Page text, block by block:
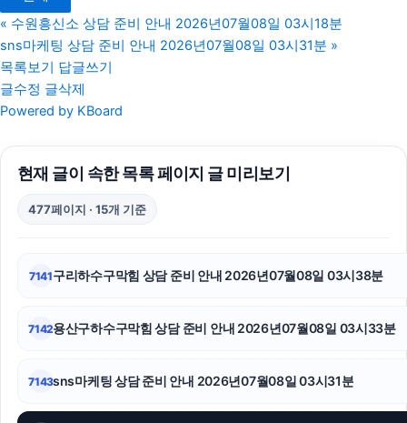
수원상간소송변호사
도봉구하수구막힘
싼타페 하이브리드 장기렌트
용인마약변호사
상간녀소송
서초이혼변호사
« 수원흥신소 상담 준비 안내 2026년07월08일 03시18분
sns마케팅 상담 준비 안내 2026년07월08일 03시31분 »
목록보기
답글쓰기
글수정 글삭제
Powered by KBoard
현재 글이 속한 목록 페이지 글 미리보기
477페이지 · 15개 기준
7141구리하수구막힘 상담 준비 안내 2026년07월08일 03시38분
7142용산구하수구막힘 상담 준비 안내 2026년07월08일 03시33분
7143sns마케팅 상담 준비 안내 2026년07월08일 03시31분